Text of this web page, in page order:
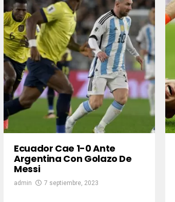
Ecuador Cae 1-0 Ante
Argentina Con Golazo De
Messi
admin 7 septiembre, 2023